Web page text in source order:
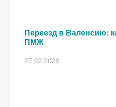
Переезд в Валенсию:
ПМЖ
27.02.2026